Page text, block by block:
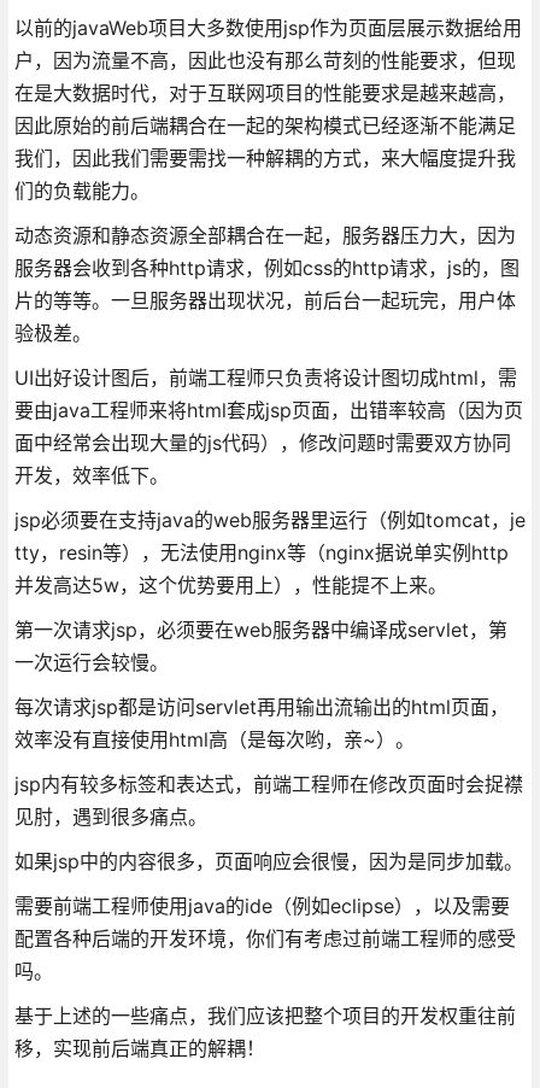
以前的javaWeb项目大多数使用jsp作为页面层展示数据给用
户，因为流量不高，因此也没有那么苛刻的性能要求，但现
在是大数据时代，对于互联网项目的性能要求是越来越高，
因此原始的前后端耦合在一起的架构模式已经逐渐不能满足
我们，因此我们需要需找一种解耦的方式，来大幅度提升我
们的负载能力。
动态资源和静态资源全部耦合在一起，服务器压力大，因为
服务器会收到各种http请求，例如css的http请求，js的，图
片的等等。一旦服务器出现状况，前后台一起玩完，用户体
验极差。
UI出好设计图后，前端工程师只负责将设计图切成html，需
要由java工程师来将html套成jsp页面，出错率较高（因为页
面中经常会出现大量的js代码），修改问题时需要双方协同
开发，效率低下。
jsp必须要在支持java的web服务器里运行（例如tomcat，je
tty，resin等），无法使用nginx等（nginx据说单实例http
并发高达5w，这个优势要用上），性能提不上来。
第一次请求jsp，必须要在web服务器中编译成servlet，第
一次运行会较慢。
每次请求jsp都是访问servlet再用输出流输出的html页面，
效率没有直接使用html高（是每次哟，亲~）。
jsp内有较多标签和表达式，前端工程师在修改页面时会捉襟
见肘，遇到很多痛点。
如果jsp中的内容很多，页面响应会很慢，因为是同步加载。
需要前端工程师使用java的ide（例如eclipse），以及需要
配置各种后端的开发环境，你们有考虑过前端工程师的感受
吗。
基于上述的一些痛点，我们应该把整个项目的开发权重往前
移，实现前后端真正的解耦！